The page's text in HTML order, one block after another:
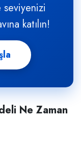
katılın!
Ne Zaman